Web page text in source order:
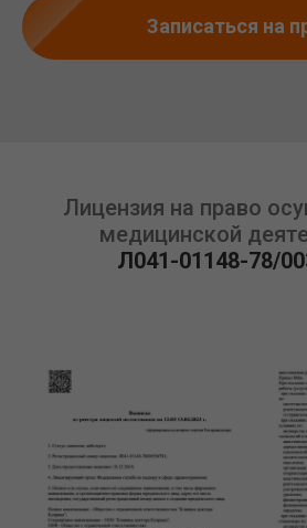
Записаться на
Лицензия на право
медицинской
Л041-01148-78/